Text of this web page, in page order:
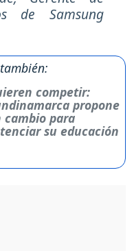
de Samsung
competir:
propone
cambio para
su educación